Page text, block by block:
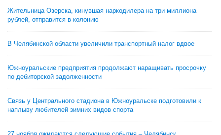
Жительница Озерска, кинувшая наркодилера на три миллиона
рублей, отправится в колонию
В Челябинской области увеличили транспортный налог вдвое
Южноуральские предприятия продолжают наращивать просрочку
по дебиторской задолженности
Связь у Центрального стадиона в Южноуральске подготовили к
наплыву любителей зимних видов спорта